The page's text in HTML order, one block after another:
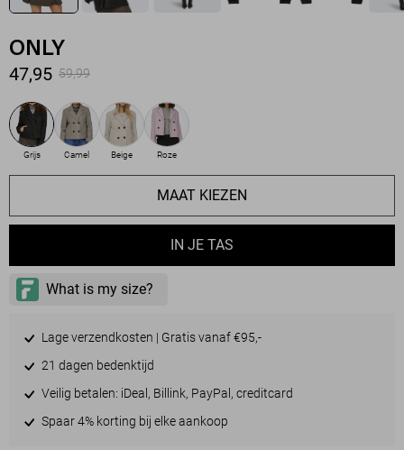
ONLY
47,95 59,99
Grijs Camel Beige Roze
MAAT KIEZEN
IN JE TAS
Lage verzendkosten | Gratis vanaf €95,-
21 dagen bedenktijd
Veilig betalen: iDeal, Billink, PayPal, creditcard
Spaar 4% korting bij elke aankoop